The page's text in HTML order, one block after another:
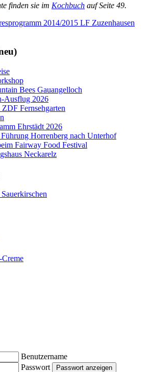
finden sie im Kochbuch auf Seite 49.
2014/2015 LF Zuzenhausen
Bees Gauangelloch
Ausflug 2026
Fernsehgarten
Ehrstädt 2026
Horrenberg nach Unterhof
Fairway Food Festival
Neckarelz
Benutzername
Passwort
Passwort anzeigen